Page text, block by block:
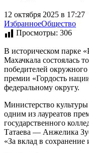
12 октября 2025 в 17:27
ИзбранноеОбщество
Просмотры: 306
В историческом парке
Махачкала состоялась
победителей
премии «Гордость
федеральному округу.
Министерство
одним из лауреатов
государственного
Татаева — Анжелика
«За вклад в сохранение